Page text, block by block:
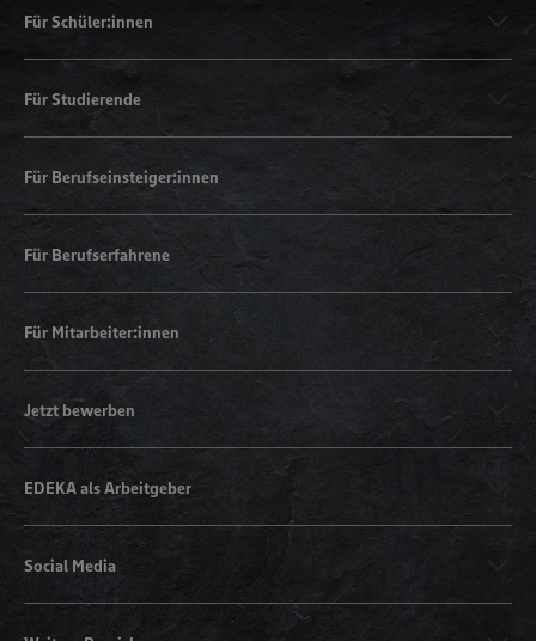
Für Schüler:innen
Für Studierende
Für Berufseinsteiger:innen
Für Berufserfahrene
Für Mitarbeiter:innen
Jetzt bewerben
EDEKA als Arbeitgeber
Social Media